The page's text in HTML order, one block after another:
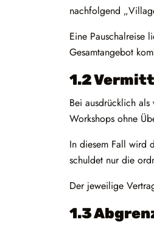
nachfolgend
Eine Pauschalreise
Gesamtangebot
1.2
Bei ausdrücklich
Workshops ohne
In diesem Fall wird
schuldet nur die
Der jeweilige
1.3